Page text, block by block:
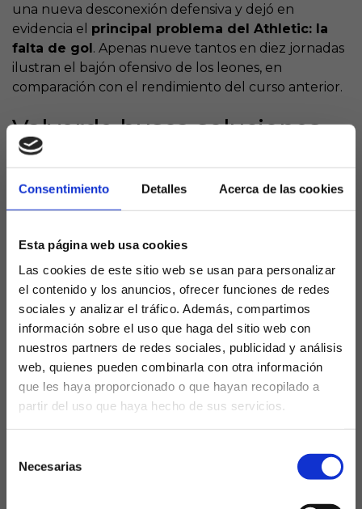
Consentimiento Detalles Acerca de las cookies
Esta página web usa cookies
Las cookies de este sitio web se usan para personalizar
el contenido y los anuncios, ofrecer funciones de redes
sociales y analizar el tráfico. Además, compartimos
información sobre el uso que haga del sitio web con
nuestros partners de redes sociales, publicidad y análisis
web, quienes pueden combinarla con otra información
que les haya proporcionado o que hayan recopilado a
partir del uso que haya hecho de sus servicios.
NecesariasSÍ, SOY MAYOR DE 18 AÑOS
una nueva desconexión defensiva y dejó en
evidencia el principal problema del Athletic: la
falta de gol. Apenas nueve tantos en diez jornadas
ilustran el bajón ofensivo de los leones, en
comparación con el rendimiento del curso anterior.
Valverde busca soluciones
El propioUnai Simón, tras el partido, fue
contundente: “
No hicimos el juego que
queríamos”. Sus palabras resumen el sentimiento
mostrar impaciencia. Valverde, por su parte, ha
insistido en la necesidad de recuperar la verticalidad
y el ritmo que tanto caracterizó a su equipo.
Solo una victoria en los últimos cinco encuentros es
un registro impropio del nivel que mostró el
Athletic cuando peleaba por los puestos de
Champions. La falta de regularidad, los altibajos en
el rendimiento individual y la ausencia de un líder
claro en ataque están lastrando las aspiraciones
rojiblancas.
El derbi vasco: el examen